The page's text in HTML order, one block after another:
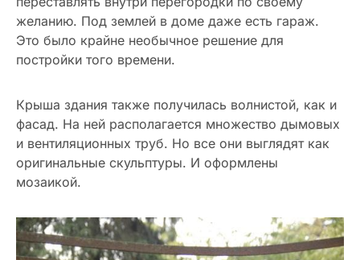
желанию. Под землей в доме даже есть гараж.
Это было крайне необычное решение для
постройки того времени.
Крыша здания также получилась волнистой, как и
фасад. На ней располагается множество дымовых
и вентиляционных труб. Но все они выглядят как
оригинальные скульптуры. И оформлены
мозаикой.